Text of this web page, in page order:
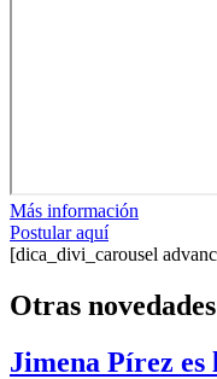
Más información
Postular aquí
[dica_divi_carousel
Otras novedades
Jimena Pírez es